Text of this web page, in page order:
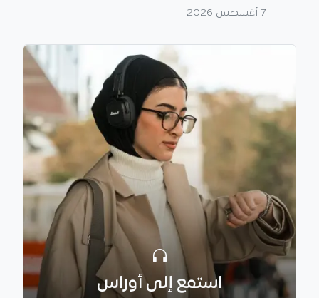
7 أغسطس 2026
استمع إلى أوراس